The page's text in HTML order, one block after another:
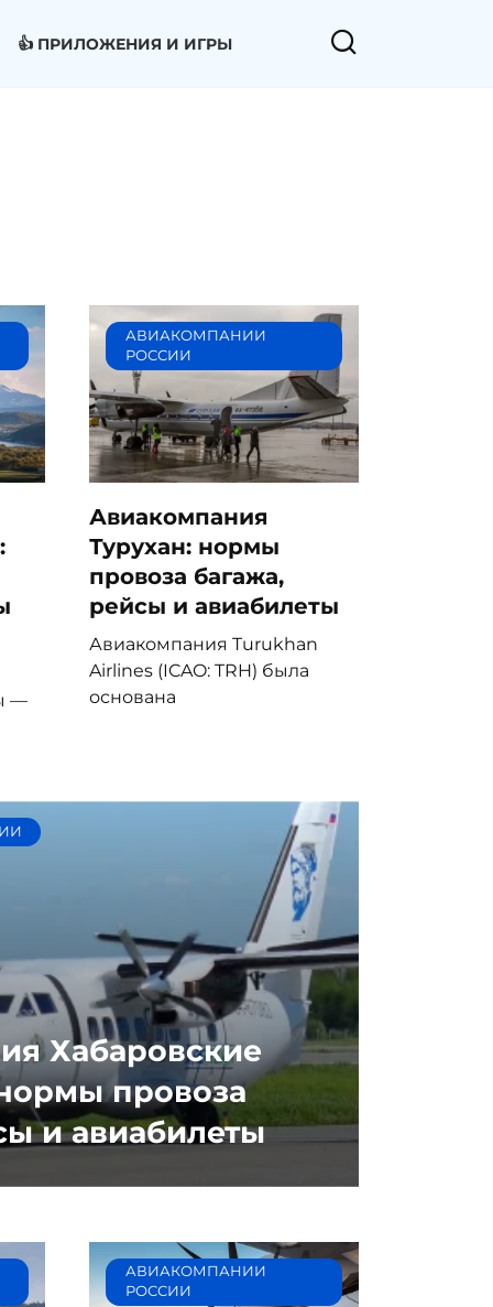
👍 ПРИЛОЖЕНИЯ И ИГРЫ
—
АВИАКОМПАНИИ
РОССИИ
Авиакомпания
Турухан: нормы
провоза багажа,
рейсы и авиабилеты
Авиакомпания Turukhan
Airlines (ICAO: TRH) была
основана
Хабаровские
провоза
и авиабилеты
АВИАКОМПАНИИ
РОССИИ